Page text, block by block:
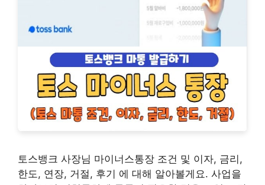
토스뱅크 사장님 마이너스통장 조건 및 이자, 금리,
한도, 연장, 거절, 후기 에 대해 알아볼게요. 사업을